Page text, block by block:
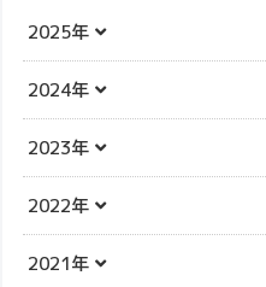
2025年
2024年
2023年
2022年
2021年